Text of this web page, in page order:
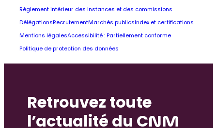
Règlement intérieur des instances et des commissions
Délégations RecrutementMarchés publics Index et certifications
Mentions légalesAccessibilité : Partiellement conforme
Politique de protection des données
Retrouvez toute
l’actualité du CNM